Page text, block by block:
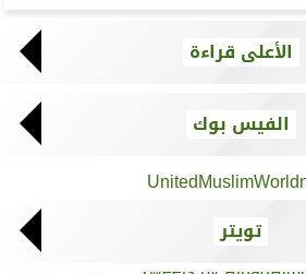
الأعلى قراءة
الفيس بوك
تويتر